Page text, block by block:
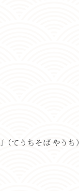
てうちそば やうち）